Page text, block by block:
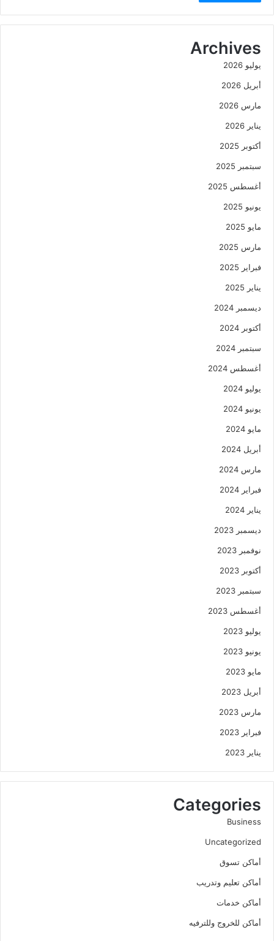
Archives
يوليو 2026
أبريل 2026
مارس 2026
يناير 2026
أكتوبر 2025
سبتمبر 2025
أغسطس 2025
يونيو 2025
مايو 2025
مارس 2025
فبراير 2025
يناير 2025
ديسمبر 2024
أكتوبر 2024
سبتمبر 2024
أغسطس 2024
يوليو 2024
يونيو 2024
مايو 2024
أبريل 2024
مارس 2024
فبراير 2024
يناير 2024
ديسمبر 2023
نوفمبر 2023
أكتوبر 2023
سبتمبر 2023
أغسطس 2023
يوليو 2023
يونيو 2023
مايو 2023
أبريل 2023
مارس 2023
فبراير 2023
يناير 2023
Categories
Business
Uncategorized
أماكن تسوق
أماكن تعليم وتدريب
أماكن خدمات
أماكن للخروج وللترفيه